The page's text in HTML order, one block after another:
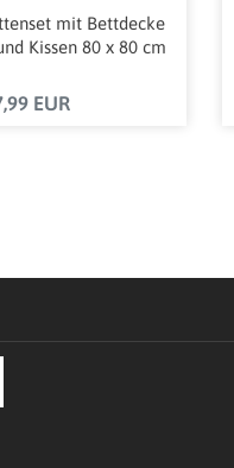
mit Bettdecke
Kissen 80 x 80 cm
EUR